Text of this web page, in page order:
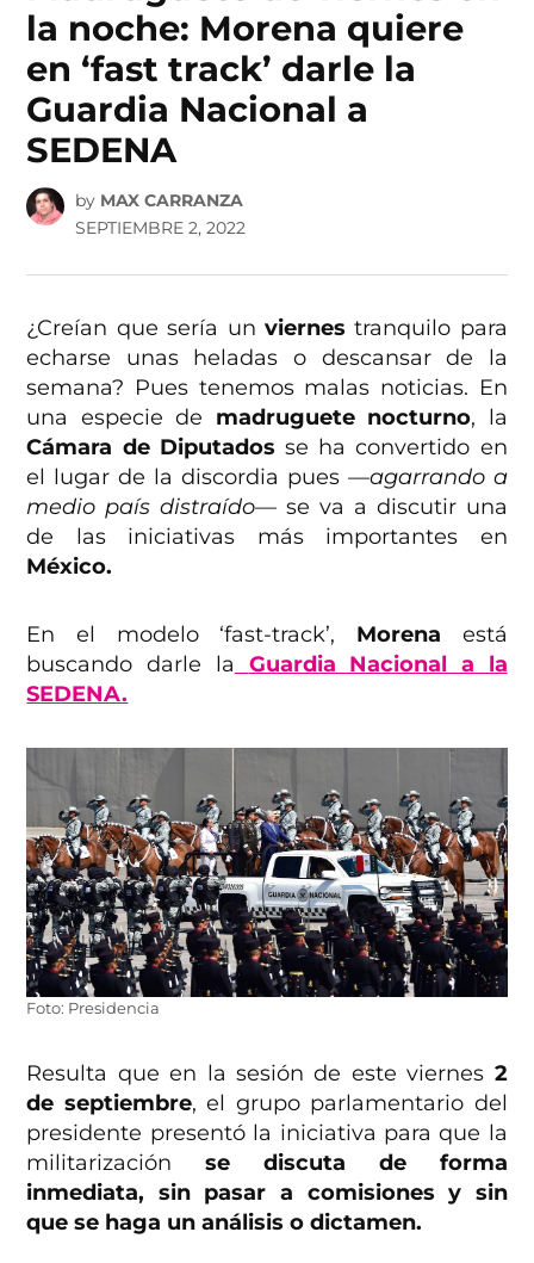
la noche: Morena quiere
en ‘fast track’ darle la
Guardia Nacional a
SEDENA
by MAX CARRANZA
SEPTIEMBRE 2, 2022
¿Creían que sería un viernes tranquilo para
echarse unas heladas o descansar de la
semana? Pues tenemos malas noticias. En
una especie de madruguete nocturno, la
Cámara de Diputados se ha convertido en
el lugar de la discordia pues—agarrando a
medio país distraído— se va a discutir una
de las iniciativas más importantes en
México.
En el modelo ‘fast-track’, Morena está
buscando darle la
Guardia Nacional a la
SEDENA.
Foto: Presidencia
Resulta que en la sesión de este viernes 2
de septiembre, el grupo parlamentario del
presidente presentó la iniciativa para que la
militarizaciónse discuta de forma
inmediata, sin pasar a comisiones y sin
que se haga un análisis o dictamen.